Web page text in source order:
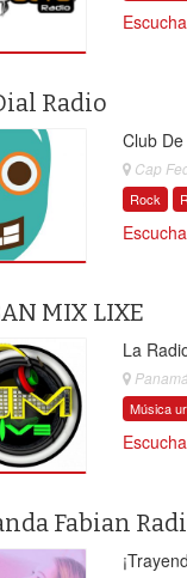
Radio
Club
Cap
Rock
MIX LIXE
La
Panamá
Música
Fabian